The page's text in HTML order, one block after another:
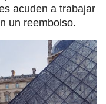
acuden a trabajar
un reembolso.